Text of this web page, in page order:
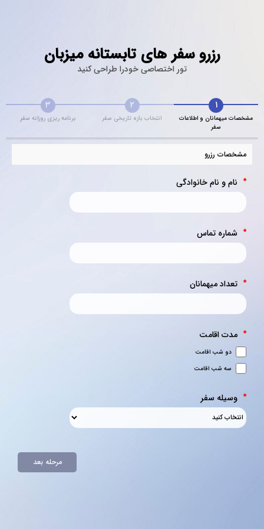
رزرو سفر های تابستانه میزبان
تور اختصاصی خودرا طراحی کنید
۱
مشخصات میهمانان و اطلاعات
سفر
۲
انتخاب بازه تاریخی سفر
۳
برنامه ریزی روزانه سفر
مشخصات رزرو
* نام و نام خانوادگی
* شماره تماس
* تعداد میهمانان
* مدت اقامت
دو شب اقامت
سه شب اقامت
* وسیله سفر
مرحله بعد